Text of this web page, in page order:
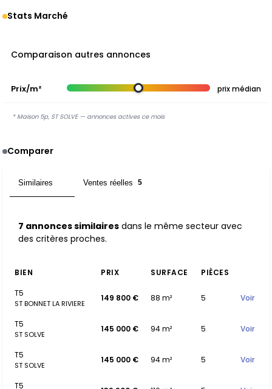
Stats Marché
Comparaison autres annonces
Prix/m² prix médian
* Maison 5p, ST SOLVE — annonces actives ce mois
Comparer
Similaires Ventes réelles 5
7 annonces similaires dans le même secteur avec
des critères proches.
BIEN PRIX SURFACE
PIÈCES
T5
ST BONNET LA RIVIERE
149 800 € 88 m² 5 Voir
T5
ST SOLVE
145 000 € 94 m² 5 Voir
T5
ST SOLVE
145 000 € 94 m² 5 Voir
T5